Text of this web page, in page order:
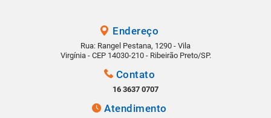
Endereço
Rua: Rangel Pestana, 1290 - Vila
Virgínia - CEP 14030-210 - Ribeirão Preto/SP.
Contato
16 3637 0707
Atendimento